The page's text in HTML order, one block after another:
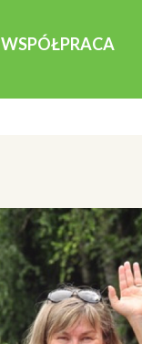
WSPÓŁPRACA